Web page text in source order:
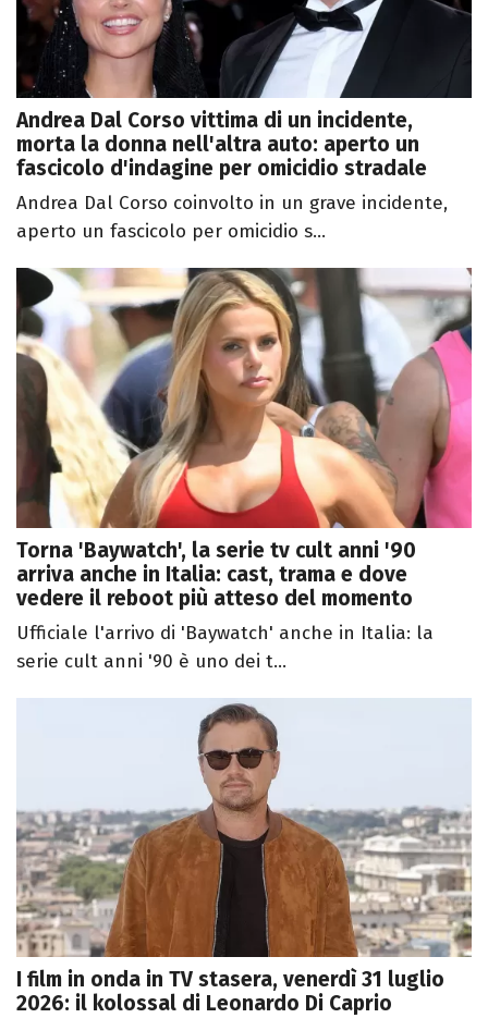
Andrea Dal Corso vittima di un incidente,
morta la donna nell'altra auto: aperto un
fascicolo d'indagine per omicidio stradale
Andrea Dal Corso coinvolto in un grave incidente,
aperto un fascicolo per omicidio s...
Torna 'Baywatch', la serie tv cult anni '90
arriva anche in Italia: cast, trama e dove
vedere il reboot più atteso del momento
Ufficiale l'arrivo di 'Baywatch' anche in Italia: la
serie cult anni '90 è uno dei t...
I film in onda in TV stasera, venerdì 31 luglio
2026: il kolossal di Leonardo Di Caprio